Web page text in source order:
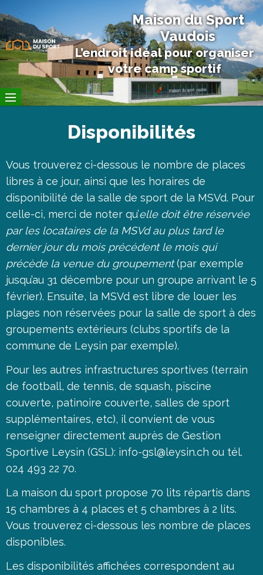
Maison du Sport
Vaudois
L’endroit idéal pour organiser
votre camp sportif
Disponibilités
Vous trouverez ci-dessous le nombre de places
libres à ce jour, ainsi que les horaires de
disponibilité de la salle de sport de la MSVd. Pour
celle-ci, merci de noter qu’elle doit être réservée
par les locataires de la MSVd au plus tard le
dernier jour du mois précédent le mois qui
précède la venue du groupement(par exemple
jusqu’au 31 décembre pour un groupe arrivant le 5
février). Ensuite, la MSVd est libre de louer les
plages non réservées pour la salle de sport à des
groupements extérieurs (clubs sportifs de la
commune de Leysin par exemple).
Pour les autres infrastructures sportives (terrain
de football, de tennis, de squash, piscine
couverte, patinoire couverte, salles de sport
supplémentaires, etc), il convient de vous
renseigner directement auprès de Gestion
Sportive Leysin (GSL): info-gsl@leysin.ch ou tél.
024 493 22 70.
La maison du sport propose 70 lits répartis dans
15 chambres à 4 places et 5 chambres à 2 lits.
Vous trouverez ci-dessous les nombre de places
disponibles.
Les disponibilités affichées correspondent au